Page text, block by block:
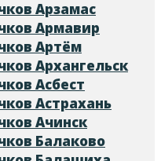
Арзамас
Армавир
Артём
Архангельск
Асбест
Астрахань
Ачинск
Балаково